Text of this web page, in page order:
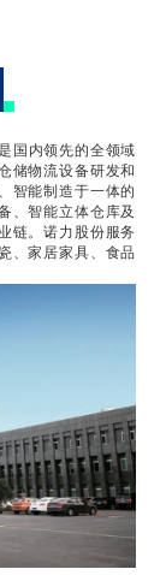
国内领先的全领域
储物流设备研发和
智能制造于一体的
、智能立体仓库及
链。诺力股份服务
、家居家具、食品